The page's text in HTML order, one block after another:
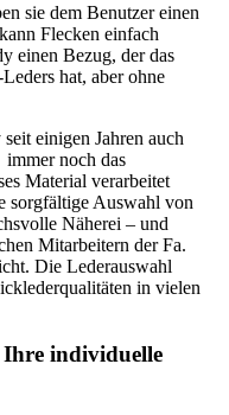
sie dem Benutzer einen
Flecken einfach
einen Bezug, der das
hat, aber ohne
einigen Jahren auch
immer noch das
Material verarbeitet
sorgfältige Auswahl von
Näherei – und
Mitarbeitern der Fa.
Die Lederauswahl
in vielen
individuelle